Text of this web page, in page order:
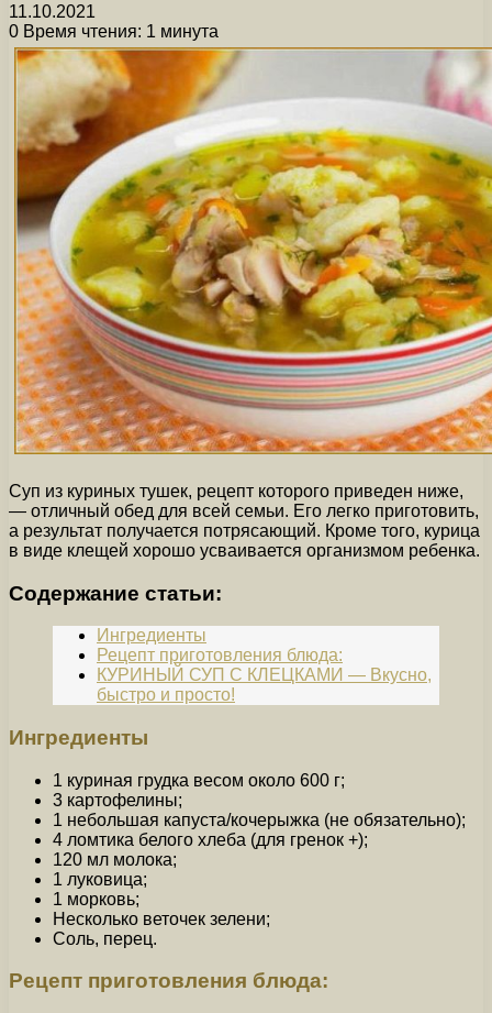
11.10.2021
0 Время чтения: 1 минута
Суп из куриных тушек, рецепт которого приведен ниже,
— отличный обед для всей семьи. Его легко приготовить,
а результат получается потрясающий. Кроме того, курица
в виде клещей хорошо усваивается организмом ребенка.
Содержание статьи:
Ингредиенты
Рецепт приготовления блюда:
КУРИНЫЙ СУП С КЛЕЦКАМИ — Вкусно,
быстро и просто!
Ингредиенты
1 куриная грудка весом около 600 г;
3 картофелины;
1 небольшая капуста/кочерыжка (не обязательно);
4 ломтика белого хлеба (для гренок +);
120 мл молока;
1 луковица;
1 морковь;
Несколько веточек зелени;
Соль, перец.
Рецепт приготовления блюда: